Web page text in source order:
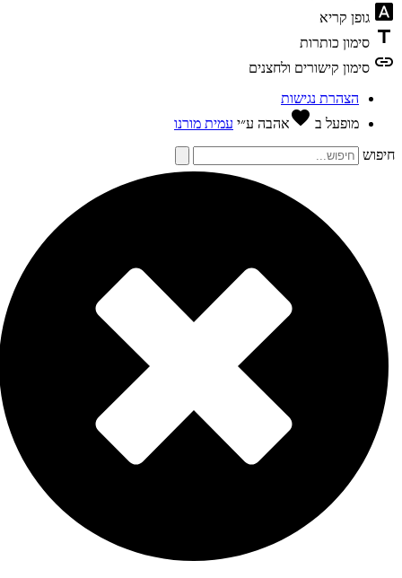
גופן קריא
סימון כותרות
סימון קישורים ולחצנים
הצהרת נגישות
מופעל בfavoriteאהבהע״יעמית מורנו